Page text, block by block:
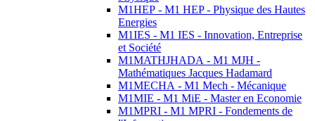
M1HEP - M1 HEP - Physique des Hautes
Energies
M1IES - M1 IES - Innovation, Entreprise
et Société
M1MATHJHADA - M1 MJH -
Mathématiques Jacques Hadamard
M1MECHA - M1 Mech - Mécanique
M1MIE - M1 MiE - Master en Economie
M1MPRI - M1 MPRI - Fondements de